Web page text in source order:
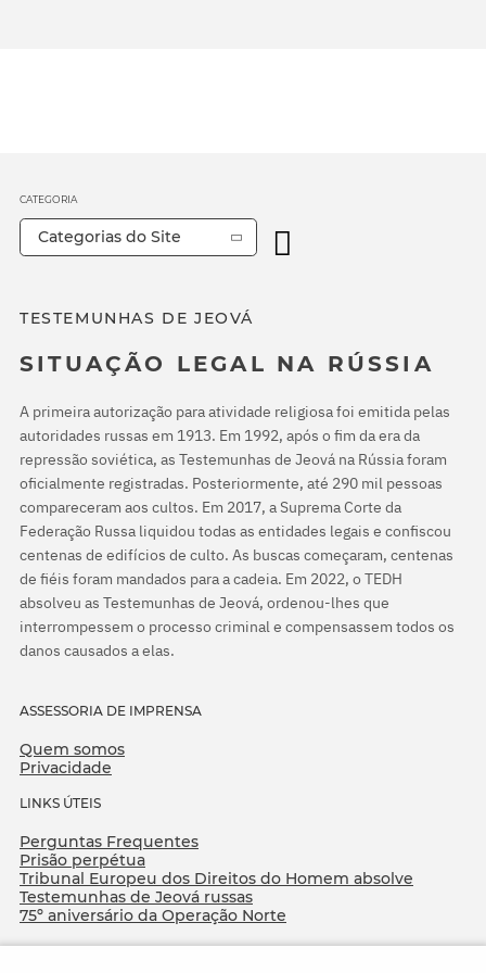
TESTEMUNHAS DE JEOVÁ
SITUAÇÃO LEGAL NA RÚSSIA
A primeira autorização para atividade religiosa foi emitida pelas
autoridades russas em 1913. Em 1992, após o fim da era da
repressão soviética, as Testemunhas de Jeová na Rússia foram
oficialmente registradas. Posteriormente, até 290 mil pessoas
compareceram aos cultos. Em 2017, a Suprema Corte da
Federação Russa liquidou todas as entidades legais e confiscou
centenas de edifícios de culto. As buscas começaram, centenas
de fiéis foram mandados para a cadeia. Em 2022, o TEDH
absolveu as Testemunhas de Jeová, ordenou-lhes que
interrompessem o processo criminal e compensassem todos os
danos causados a elas.
ASSESSORIA DE IMPRENSA
Quem somos
Privacidade
LINKS ÚTEIS
Perguntas Frequentes
Prisão perpétua
Tribunal Europeu dos Direitos do Homem absolve
Testemunhas de Jeová russas
75º aniversário da Operação Norte
CATEGORIA
Categorias do Site